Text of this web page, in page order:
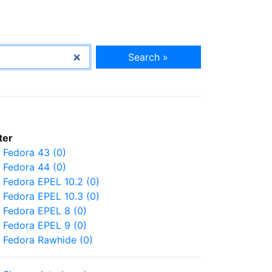
Search »
Fedora 43 (0)
Fedora 44 (0)
Fedora EPEL 10.2 (0)
Fedora EPEL 10.3 (0)
Fedora EPEL 8 (0)
Fedora EPEL 9 (0)
Fedora Rawhide (0)